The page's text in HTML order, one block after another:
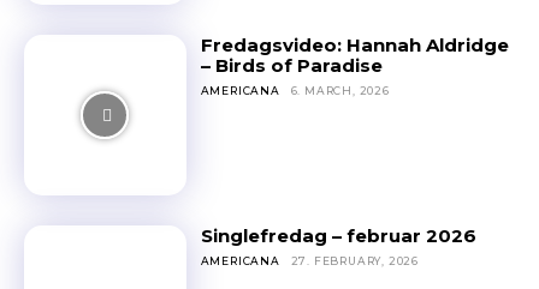
Fredagsvideo: Hannah Aldridge
– Birds of Paradise
AMERICANA 6. MARCH, 2026
Singlefredag – februar 2026
AMERICANA 27. FEBRUARY, 2026